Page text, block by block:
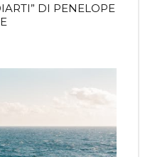
DI PENELOPE